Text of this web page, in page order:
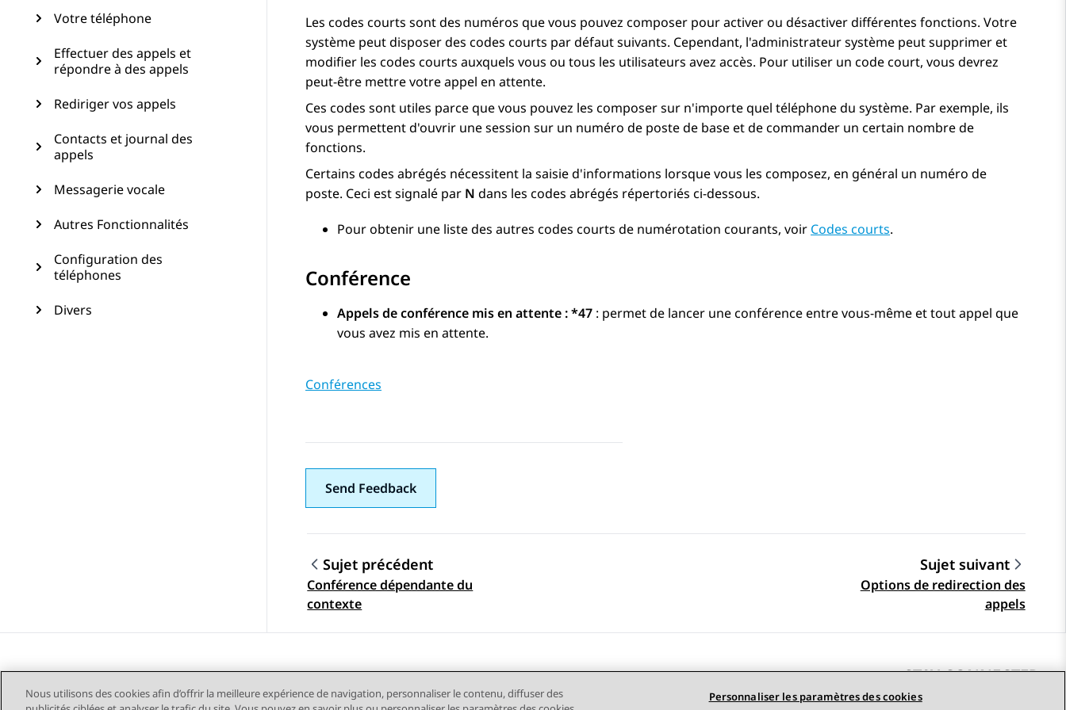
Votre téléphone
Effectuer des appels et
répondre à des appels
Rediriger vos appels
Contacts et journal des
appels
Messagerie vocale
Autres Fonctionnalités
Configuration des
téléphones
Divers
Les codes courts sont des numéros que vous pouvez composer pour activer ou désactiver différentes fonctions. Votre
système peut disposer des codes courts par défaut suivants. Cependant, l'administrateur système peut supprimer et
modifier les codes courts auxquels vous ou tous les utilisateurs avez accès. Pour utiliser un code court, vous devrez
peut-être mettre votre appel en attente.
Ces codes sont utiles parce que vous pouvez les composer sur n'importe quel téléphone du système. Par exemple, ils
vous permettent d'ouvrir une session sur un numéro de poste de base et de commander un certain nombre de
fonctions.
Certains codes abrégés nécessitent la saisie d'informations lorsque vous les composez, en général un numéro de
poste. Ceci est signalé par N dans les codes abrégés répertoriés ci-dessous.
Pour obtenir une liste des autres codes courts de numérotation courants, voir Codes courts.
Conférence
Appels de conférence mis en attente : *47 : permet de lancer une conférence entre vous-même et tout appel que
vous avez mis en attente.
Conférences
Send Feedback
Navigation par sujet
Sujet précédent
Conférence dépendante du
contexte
Sujet suivant
Options de redirection des
appels
STAY CONNECTED
Nous utilisons des cookies afin d’offrir la meilleure expérience de navigation, personnaliser le contenu, diffuser des
Personnaliser les paramètres des cookies